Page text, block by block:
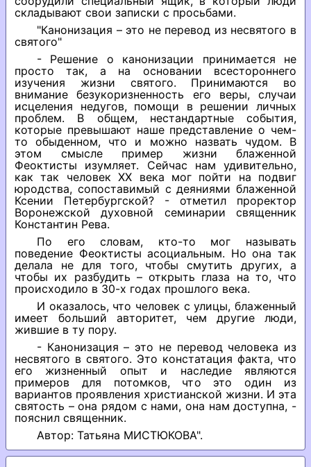
складывают свои записки с просьбами.
"Канонизация – это не перевод из несвятого в
святого"
- Решение о канонизации принимается не
просто так, а на основании всестороннего
изучения жизни святого. Принимаются во
внимание безукоризненность его веры, случаи
исцеления недугов, помощи в решении личных
проблем. В общем, нестандартные события,
которые превышают наше представление о чем-
то обыденном, что и можно назвать чудом. В
этом смысле пример жизни блаженной
Феоктисты изумляет. Сейчас нам удивительно,
как так человек ХХ века мог пойти на подвиг
юродства, сопоставимый с деяниями блаженной
Ксении Петербургской? - отметил проректор
Воронежской духовной семинарии священник
Константин Рева.
По его словам, кто-то мог называть
поведение Феоктисты асоциальным. Но она так
делала не для того, чтобы смутить других, а
чтобы их разбудить – открыть глаза на то, что
происходило в 30-х годах прошлого века.
И оказалось, что человек с улицы, блаженный
имеет больший авторитет, чем другие люди,
жившие в ту пору.
- Канонизация – это не перевод человека из
несвятого в святого. Это констатация факта, что
его жизненный опыт и наследие являются
примеров для потомков, что это один из
вариантов проявления христианской жизни. И эта
святость – она рядом с нами, она нам доступна, -
пояснил священник.
Автор: Татьяна МИСТЮКОВА".